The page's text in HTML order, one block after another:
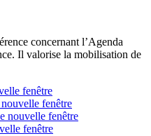
concernant l’Agenda
Il valorise la mobilisation de
fenêtre
fenêtre
nouvelle fenêtre
fenêtre